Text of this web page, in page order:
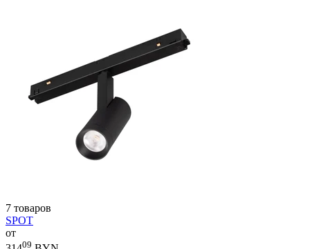
7 товаров
SPOT
от
09